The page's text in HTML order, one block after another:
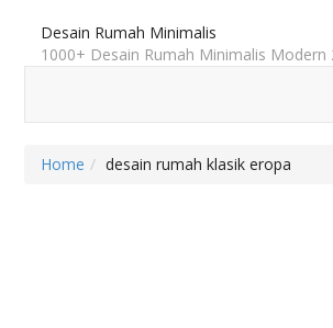
Desain Rumah Minimalis
1000+ Desain Rumah Minimalis Modern
Home desain rumah klasik eropa